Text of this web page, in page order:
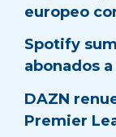
europeo
Spotify
abonados
DAZN
Premier